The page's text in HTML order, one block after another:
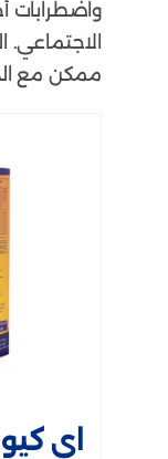
واضطرابات
الاجتماعي.
ممكن مع
اي